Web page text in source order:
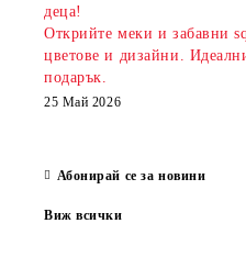
деца!
Открийте меки и забавни
цветове и дизайни.
подарък.
25 Май 2026
Абонирай се за новини
Виж всички